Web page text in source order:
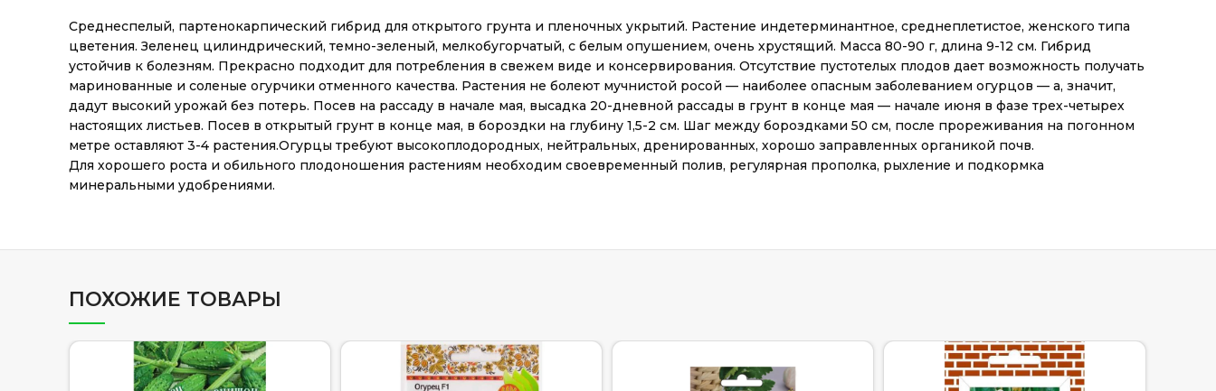
Среднеспелый, партенокарпический гибрид для открытого грунта и пленочных укрытий. Растение индетерминантное, среднеплетистое, женского типа
цветения. Зеленец цилиндрический, темно-зеленый, мелкобугорчатый, с белым опушением, очень хрустящий. Масса 80-90 г, длина 9-12 см. Гибрид
устойчив к болезням. Прекрасно подходит для потребления в свежем виде и консервирования. Отсутствие пустотелых плодов дает возможность получать
маринованные и соленые огурчики отменного качества. Растения не болеют мучнистой росой — наиболее опасным заболеванием огурцов — а, значит,
дадут высокий урожай без потерь. Посев на рассаду в начале мая, высадка 20-дневной рассады в грунт в конце мая — начале июня в фазе трех-четырех
настоящих листьев. Посев в открытый грунт в конце мая, в бороздки на глубину 1,5-2 см. Шаг между бороздками 50 см, после прореживания на погонном
метре оставляют 3-4 растения.Огурцы требуют высокоплодородных, нейтральных, дренированных, хорошо заправленных органикой почв.
Для хорошего роста и обильного плодоношения растениям необходим своевременный полив, регулярная прополка, рыхление и подкормка
минеральными удобрениями.
ПОХОЖИЕ ТОВАРЫ